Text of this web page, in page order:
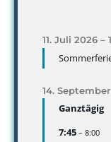
11. Juli 2026 –
14. September
Ganztägig
7:45 – 8:00